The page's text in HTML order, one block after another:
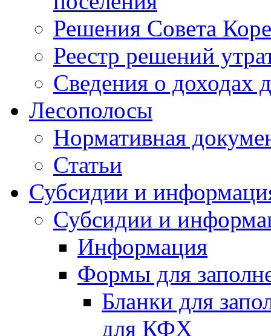
Решения Совета
Реестр решений
Сведения о доходах
Лесополосы
Нормативная
Статьи
Субсидии и
Субсидии и
Информация
Формы для
Бланки для
для КФХ